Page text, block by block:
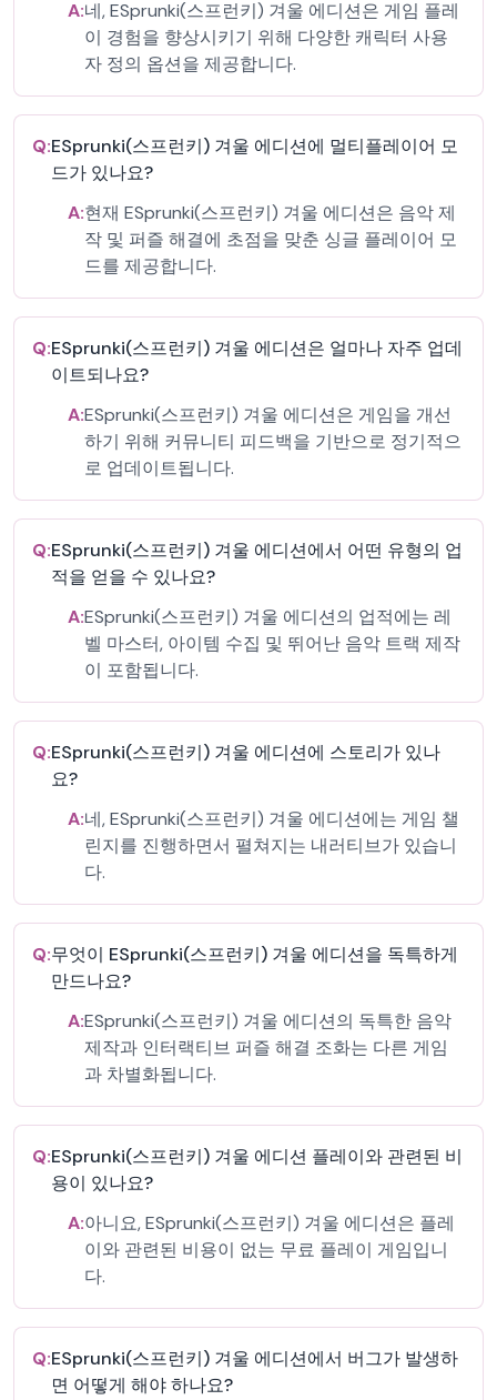
A:네, ESprunki(스프런키) 겨울 에디션은 게임 플레
이 경험을 향상시키기 위해 다양한 캐릭터 사용
자 정의 옵션을 제공합니다.
Q:ESprunki(스프런키) 겨울 에디션에 멀티플레이어 모
드가 있나요?
A:현재 ESprunki(스프런키) 겨울 에디션은 음악 제
작 및 퍼즐 해결에 초점을 맞춘 싱글 플레이어 모
드를 제공합니다.
Q:ESprunki(스프런키) 겨울 에디션은 얼마나 자주 업데
이트되나요?
A:ESprunki(스프런키) 겨울 에디션은 게임을 개선
하기 위해 커뮤니티 피드백을 기반으로 정기적으
로 업데이트됩니다.
Q:ESprunki(스프런키) 겨울 에디션에서 어떤 유형의 업
적을 얻을 수 있나요?
A:ESprunki(스프런키) 겨울 에디션의 업적에는 레
벨 마스터, 아이템 수집 및 뛰어난 음악 트랙 제작
이 포함됩니다.
Q:ESprunki(스프런키) 겨울 에디션에 스토리가 있나
요?
A:네, ESprunki(스프런키) 겨울 에디션에는 게임 챌
린지를 진행하면서 펼쳐지는 내러티브가 있습니
다.
Q:무엇이 ESprunki(스프런키) 겨울 에디션을 독특하게
만드나요?
A:ESprunki(스프런키) 겨울 에디션의 독특한 음악
제작과 인터랙티브 퍼즐 해결 조화는 다른 게임
과 차별화됩니다.
Q:ESprunki(스프런키) 겨울 에디션 플레이와 관련된 비
용이 있나요?
A:아니요, ESprunki(스프런키) 겨울 에디션은 플레
이와 관련된 비용이 없는 무료 플레이 게임입니
다.
Q:ESprunki(스프런키) 겨울 에디션에서 버그가 발생하
면 어떻게 해야 하나요?